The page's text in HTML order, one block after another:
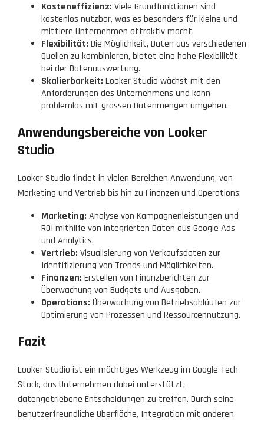
Kosteneffizienz: Viele Grundfunktionen sind
kostenlos nutzbar, was es besonders für kleine und
mittlere Unternehmen attraktiv macht.
Flexibilität: Die Möglichkeit, Daten aus verschiedenen
Quellen zu kombinieren, bietet eine hohe Flexibilität
bei der Datenauswertung.
Skalierbarkeit: Looker Studio wächst mit den
Anforderungen des Unternehmens und kann
problemlos mit grossen Datenmengen umgehen.
Anwendungsbereiche von Looker
Studio
Looker Studio findet in vielen Bereichen Anwendung, von
Marketing und Vertrieb bis hin zu Finanzen und Operations:
Marketing: Analyse von Kampagnenleistungen und
ROI mithilfe von integrierten Daten aus Google Ads
und Analytics.
Vertrieb: Visualisierung von Verkaufsdaten zur
Identifizierung von Trends und Möglichkeiten.
Finanzen: Erstellen von Finanzberichten zur
Überwachung von Budgets und Ausgaben.
Operations: Überwachung von Betriebsabläufen zur
Optimierung von Prozessen und Ressourcennutzung.
Fazit
Looker Studio ist ein mächtiges Werkzeug im Google Tech
Stack, das Unternehmen dabei unterstützt,
datengetriebene Entscheidungen zu treffen. Durch seine
benutzerfreundliche Oberfläche, Integration mit anderen